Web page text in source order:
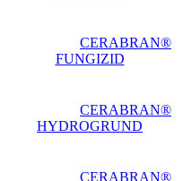
CERABRAN®
FUNGIZID
CERABRAN®
HYDROGRUND
CERABRAN®